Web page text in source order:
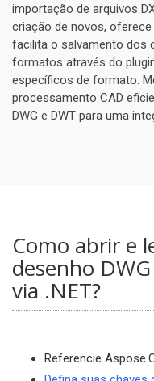
importação de arquivos
criação de novos,
facilita o salvamento dos
formatos através do
específicos de formato.
processamento CAD
DWG e DWT para uma
Como abrir e
desenho
via .NET?
Referencie